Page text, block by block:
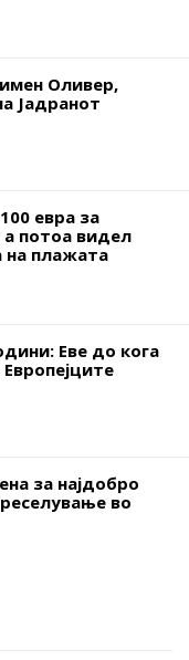
Оливер,
Јадранот
евра за
потоа видел
на плажата
Еве до кога
за најдобро
во